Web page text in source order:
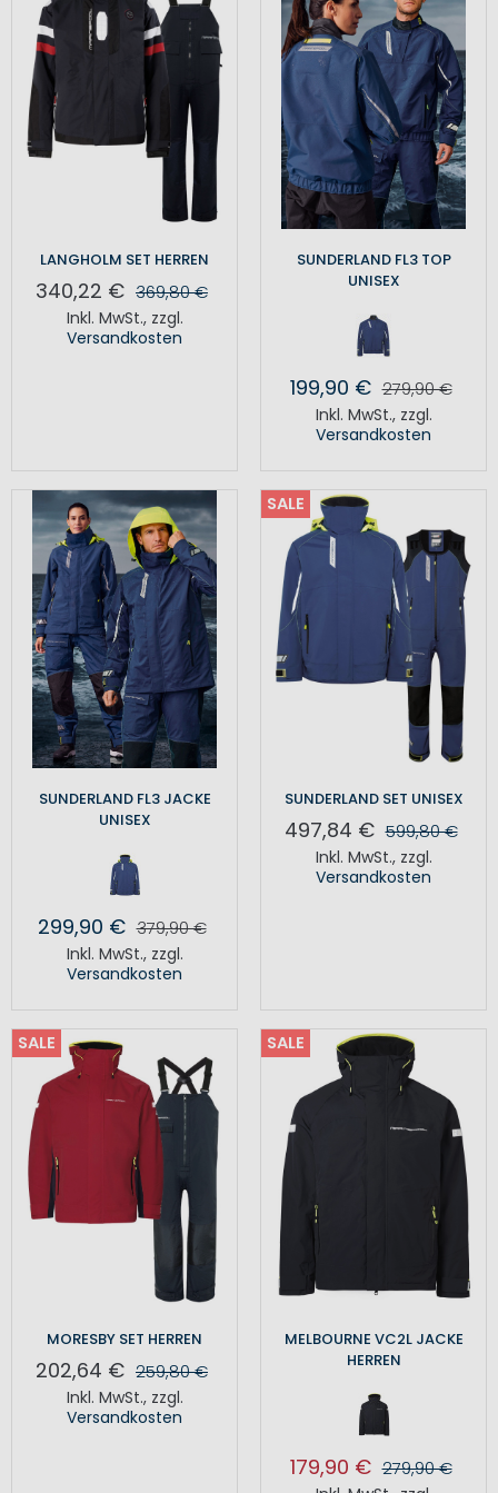
LANGHOLM SET HERREN
340,22 € 369,80 €
Inkl. MwSt., zzgl.
Versandkosten
SUNDERLAND FL3 TOP
UNISEX
199,90 € 279,90 €
Inkl. MwSt., zzgl.
Versandkosten
SUNDERLAND FL3 JACKE
UNISEX
299,90 € 379,90 €
Inkl. MwSt., zzgl.
Versandkosten
SALE
SUNDERLAND SET UNISEX
497,84 € 599,80 €
Inkl. MwSt., zzgl.
Versandkosten
SALE
MORESBY SET HERREN
202,64 € 259,80 €
Inkl. MwSt., zzgl.
Versandkosten
SALE
MELBOURNE VC2L JACKE
HERREN
179,90 € 279,90 €